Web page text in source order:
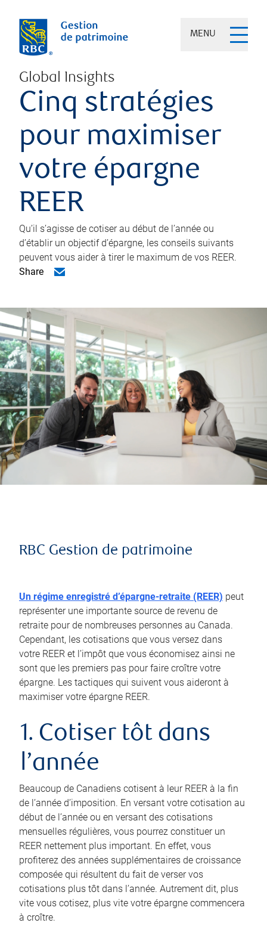
MENU
Global Insights
Cinq stratégies
pour maximiser
votre épargne
REER
Qu’il s’agisse de cotiser au début de l’année ou
d’établir un objectif d’épargne, les conseils suivants
peuvent vous aider à tirer le maximum de vos REER.
Share
RBC Gestion de patrimoine
Un régime enregistré d’épargne-retraite (REER) peut
représenter une importante source de revenu de
retraite pour de nombreuses personnes au Canada.
Cependant, les cotisations que vous versez dans
votre REER et l’impôt que vous économisez ainsi ne
sont que les premiers pas pour faire croître votre
épargne. Les tactiques qui suivent vous aideront à
maximiser votre épargne REER.
1. Cotiser tôt dans
l’année
Beaucoup de Canadiens cotisent à leur REER à la fin
de l’année d’imposition. En versant votre cotisation au
début de l’année ou en versant des cotisations
mensuelles régulières, vous pourrez constituer un
REER nettement plus important. En effet, vous
profiterez des années supplémentaires de croissance
composée qui résultent du fait de verser vos
cotisations plus tôt dans l’année. Autrement dit, plus
vite vous cotisez, plus vite votre épargne commencera
à croître.